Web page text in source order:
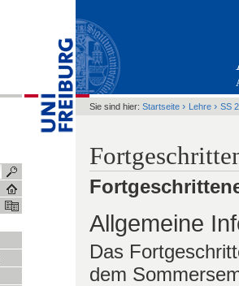
Sie sind hier: Startseite › Lehre › SS
Allgemeine
Das
dem